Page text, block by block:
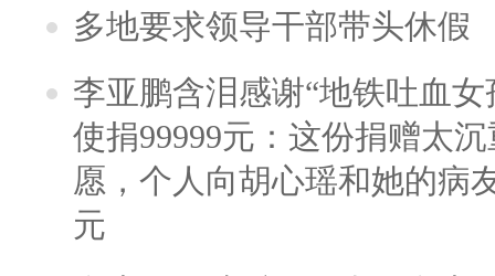
多地要求领导干部带头休假
李亚鹏含泪感谢“地铁吐血
使捐99999元：这份捐赠太
愿，个人向胡心瑶和她的病
元